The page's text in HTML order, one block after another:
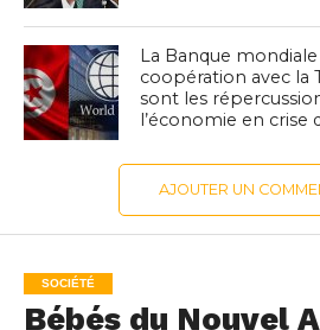
La Banque
coopération avec la
sont les
l’économie en crise
AJOUTER UN
SOCIÉTÉ
Bébés du Nouvel